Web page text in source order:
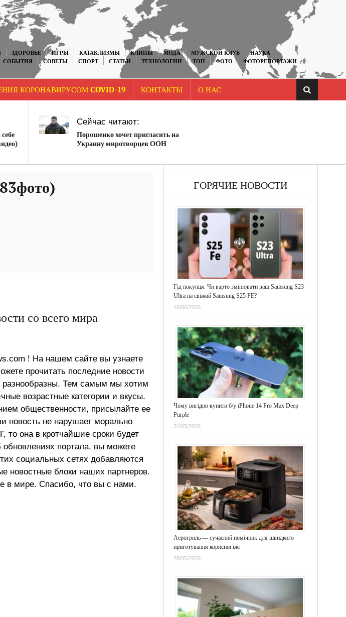
ЗДОРОВЬЕ ИГРЫ КАТАКЛИЗМЫ КЛИПЫ МОДА МУЖСКОЙ КЛУБ
НАУКА
СОБЫТИЯ СОВЕТЫ СПОРТ СТАТЬИ ТЕХНОЛОГИИ ТОП ФОТО
ФОТОРЕПОРТАЖИ
КОРОНАВИРУСОМ COVID-19 КОНТАКТЫ О НАС
Сейчас читают:
Порошенко хочет пригласить на
Украину миротворцев ООН
со всего мира
! На нашем сайте вы узнаете
прочитать последние новости
разнообразны. Тем самым мы хотим
возрастные категории и вкусы.
общественности, присылайте ее
новость не нарушает морально
то она в кротчайшие сроки будет
обновлениях портала, вы можете
социальных сетях добавляются
новостные блоки наших партнеров.
в мире. Спасибо, что вы с нами.
ГОРЯЧИЕ НОВОСТИ
Гід покупця: Чи варто змінювати ваш Samsung S23
Ultra на свіжий Samsung S25 FE?
16/06/2026
Чому вигідно купити б/у iPhone 14 Pro Max Deep
Purple
31/05/2026
Аерогриль — сучасний помічник для швидкого
приготування корисної їжі
28/05/2026